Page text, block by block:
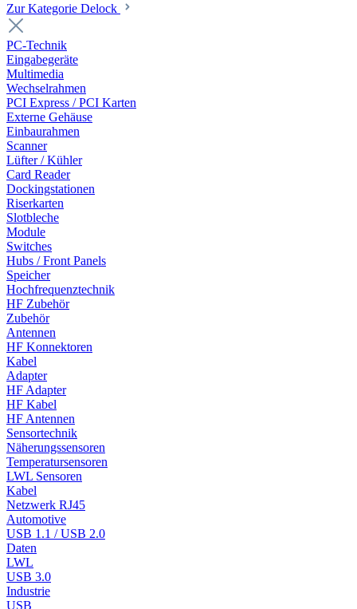
Zur Kategorie Delock
PC-Technik
Eingabegeräte
Multimedia
Wechselrahmen
PCI Express / PCI Karten
Externe Gehäuse
Einbaurahmen
Scanner
Lüfter / Kühler
Card Reader
Dockingstationen
Riserkarten
Slotbleche
Module
Switches
Hubs / Front Panels
Speicher
Hochfrequenztechnik
HF Zubehör
Zubehör
Antennen
HF Konnektoren
Kabel
Adapter
HF Adapter
HF Kabel
HF Antennen
Sensortechnik
Näherungssensoren
Temperatursensoren
LWL Sensoren
Kabel
Netzwerk RJ45
Automotive
USB 1.1 / USB 2.0
Daten
LWL
USB 3.0
Industrie
USB